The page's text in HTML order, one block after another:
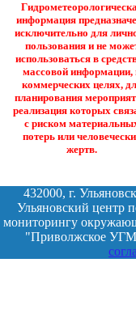
информация
исключительно для
пользования и не
использоваться в
массовой информации,
коммерческих целях,
планирования
реализация которых
с риском
потерь или
жертв.
432000, г.
Ульяновский центр
мониторингу
"Приволжское